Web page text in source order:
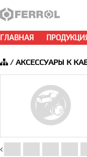
ГЛАВНАЯ
/АКСЕССУАРЫ К